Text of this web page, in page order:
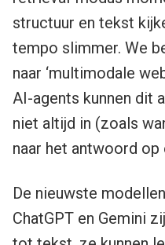
structuur en tekst
tempo slimmer. We
naar ‘multimodale
AI-agents kunnen dit
niet altijd in (zoals
naar het antwoord op
De nieuwste
ChatGPT en Gemini